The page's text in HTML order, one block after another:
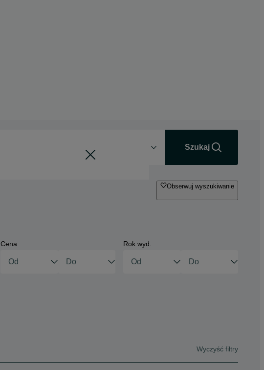
Szukaj
Obserwuj wyszukiwanie
Cena Rok wyd.
Wyczyść filtry